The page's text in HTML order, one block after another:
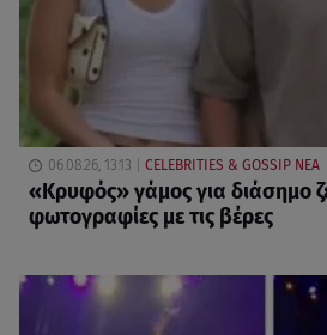
06.08.26, 13:13 CELEBRITIES & GOSSIP ΝΕΑ
«Κρυφός» γάμος για διάσημο
φωτογραφίες με τις βέρες